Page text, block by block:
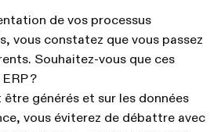
de vos processus
vous constatez que vous passez
Souhaitez-vous que ces
?
générés et sur les données
vous éviterez de débattre avec